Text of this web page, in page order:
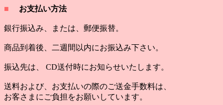
■ お支払い方法
銀行振込み、または、郵便振替。
商品到着後、二週間以内にお振込み下さい。
振込先は、 CD送付時にお知らせいたします。
送料および、お支払いの際のご送金手数料は、
お客さまにご負担をお願いしています。